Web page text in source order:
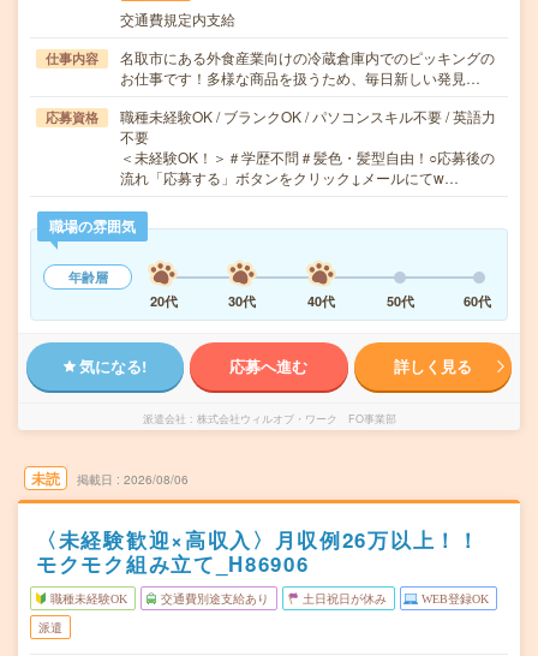
交通費規定内支給
仕事内容
名取市にある外食産業向けの冷蔵倉庫内でのピッキングの
お仕事です！多様な商品を扱うため、毎日新しい発見…
応募資格
職種未経験OK / ブランクOK / パソコンスキル不要 / 英語力
不要
＜未経験OK！＞＃学歴不問＃髪色・髪型自由！○応募後の
流れ「応募する」ボタンをクリック↓メールにてw…
職場の雰囲気
年齢層
20代
30代 40代 50代 60代
気になる! 応募へ進む 詳しく見る
派遣会社 株式会社ウィルオブ・ワーク FO事業部
未読 掲載日 2026/08/06
〈未経験歓迎×高収入〉月収例26万以上！！
モクモク組み立て_H86906
職種未経験OK 交通費別途支給あり 土日祝日が休み WEB登録OK
派遣